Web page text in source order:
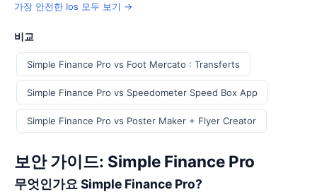
가장 안전한 Ios 모두 보기 →
비교
Simple Finance Pro vs Foot Mercato : Transferts
Simple Finance Pro vs Speedometer Speed Box App
Simple Finance Pro vs Poster Maker + Flyer Creator
보안 가이드: Simple Finance Pro
무엇인가요 Simple Finance Pro?